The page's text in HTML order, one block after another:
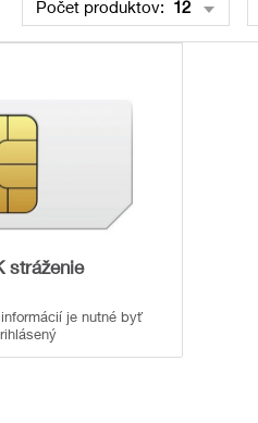
Počet produktov: 12
stráženie
je nutné byť